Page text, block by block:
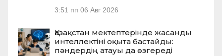
3:51 пп 06 Авг 2026
Қазақстан мектептерінде жасанды
интеллектіні оқыта бастайды:
пәндердің атауы да өзгереді